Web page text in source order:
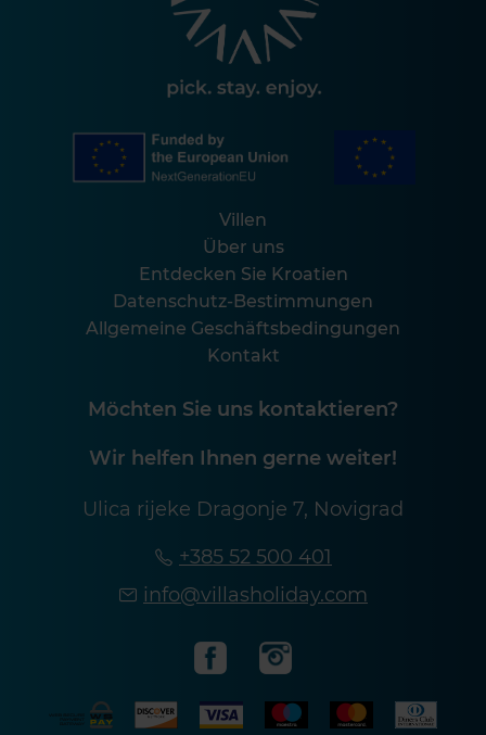
Villen
Über uns
Entdecken Sie Kroatien
Datenschutz-Bestimmungen
Allgemeine Geschäftsbedingungen
Kontakt
Möchten Sie uns kontaktieren?
Wir helfen Ihnen gerne weiter!
Ulica rijeke Dragonje 7, Novigrad
+385 52 500 401
info@villasholiday.com